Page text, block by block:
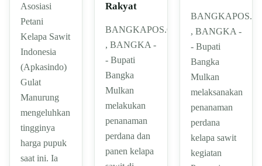
Asosiasi
Petani
Kelapa Sawit
Indonesia
(Apkasindo)
Gulat
Manurung
mengeluhkan
tingginya
harga pupuk
saat ini. Ia
Rakyat
BANGKAPOS.COM
, BANGKA -
- Bupati
Bangka
Mulkan
melakukan
penanaman
perdana dan
panen kelapa
, BANGKA -
- Bupati
Bangka
Mulkan
melaksanakan
penanaman
perdana
kelapa sawit
kegiatan